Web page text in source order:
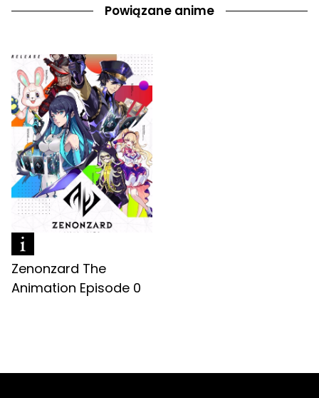
Powiązane anime
Zenonzard The
Animation Episode 0